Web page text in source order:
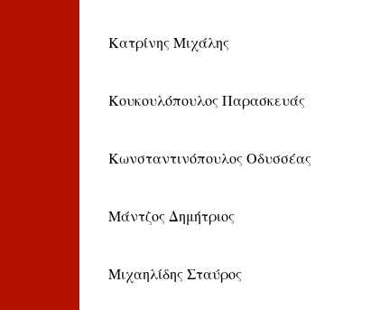
Κατρίνης Μιχάλης
Κουκουλόπουλος Παρασκευάς
Κωνσταντινόπουλος Οδυσσέας
Μάντζος Δημήτριος
Μιχαηλίδης Σταύρος